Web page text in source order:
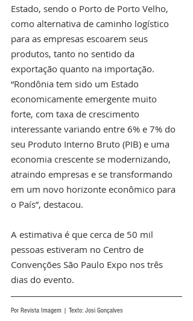
Estado, sendo o Porto de Porto Velho,
como alternativa de caminho logístico
para as empresas escoarem seus
produtos, tanto no sentido da
exportação quanto na importação.
“Rondônia tem sido um Estado
economicamente emergente muito
forte, com taxa de crescimento
interessante variando entre 6% e 7% do
seu Produto Interno Bruto (PIB) e uma
economia crescente se modernizando,
atraindo empresas e se transformando
em um novo horizonte econômico para
o País”, destacou.
A estimativa é que cerca de 50 mil
pessoas estiveram no Centro de
Convenções São Paulo Expo nos três
dias do evento.
Por Revista Imagem | Texto: Josi Gonçalves